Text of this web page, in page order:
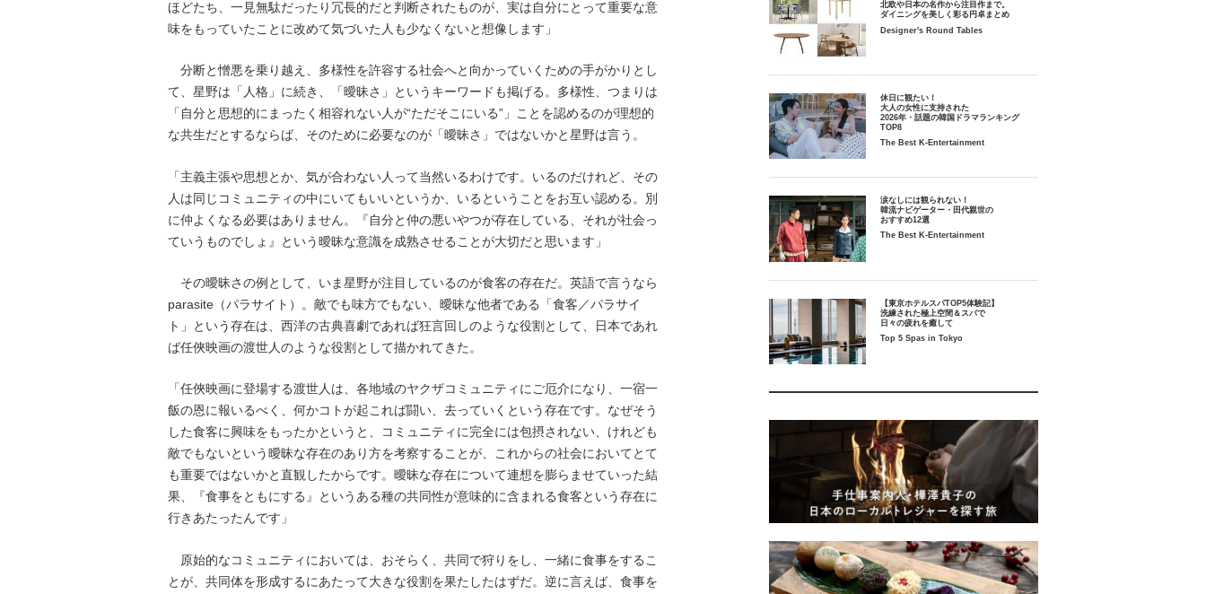
ほどたち、一見無駄だったり冗長的だと判断されたものが、実は自分にとって重要な意
味をもっていたことに改めて気づいた人も少なくないと想像します」
分断と憎悪を乗り越え、多様性を許容する社会へと向かっていくための手がかりとし
て、星野は「人格」に続き、「曖昧さ」というキーワードも掲げる。多様性、つまりは
「自分と思想的にまったく相容れない人が“ただそこにいる”」ことを認めるのが理想的
な共生だとするならば、そのために必要なのが「曖昧さ」ではないかと星野は言う。
「主義主張や思想とか、気が合わない人って当然いるわけです。いるのだけれど、その
人は同じコミュニティの中にいてもいいというか、いるということをお互い認める。別
に仲よくなる必要はありません。『自分と仲の悪いやつが存在している、それが社会っ
ていうものでしょ』という曖昧な意識を成熟させることが大切だと思います」
その曖昧さの例として、いま星野が注目しているのが食客の存在だ。英語で言うなら
parasite（パラサイト）。敵でも味方でもない、曖昧な他者である「食客／パラサイ
ト」という存在は、西洋の古典喜劇であれば狂言回しのような役割として、日本であれ
ば任俠映画の渡世人のような役割として描かれてきた。
「任俠映画に登場する渡世人は、各地域のヤクザコミュニティにご厄介になり、一宿一
飯の恩に報いるべく、何かコトが起これば闘い、去っていくという存在です。なぜそう
した食客に興味をもったかというと、コミュニティに完全には包摂されない、けれども
敵でもないという曖昧な存在のあり方を考察することが、これからの社会においてとて
も重要ではないかと直観したからです。曖昧な存在について連想を膨らませていった結
果、『食事をともにする』というある種の共同性が意味的に含まれる食客という存在に
行きあたったんです」
原始的なコミュニティにおいては、おそらく、共同で狩りをし、一緒に食事をするこ
とが、共同体を形成するにあたって大きな役割を果たしたはずだ。逆に言えば、食事を
北欧や日本の名作から注目作まで。
ダイニングを美しく彩る円卓まとめ
Designer's Round Tables
休日に観たい！
大人の女性に支持された
2026年・話題の韓国ドラマランキング
TOP8
The Best K-Entertainment
涙なしには観られない！
韓流ナビゲーター・田代親世の
おすすめ12選
The Best K-Entertainment
【東京ホテルスパTOP5体験記】
洗練された極上空間＆スパで
日々の疲れを癒して
Top 5 Spas in Tokyo